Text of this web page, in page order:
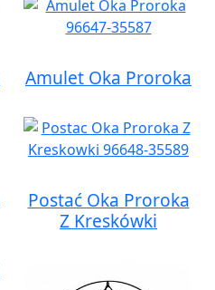
Amulet Oka Proroka
Postać Oka Proroka
Z Kreskówki